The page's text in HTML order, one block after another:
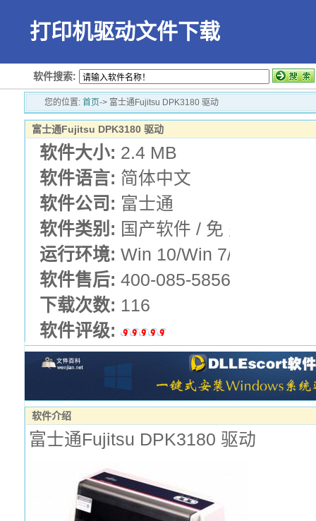
打印机驱动文件下载
软件搜索:
您的位置:首页-> 富士通Fujitsu DPK3180 驱动
富士通Fujitsu DPK3180 驱动
软件大小: 2.4 MB
软件语言: 简体中文
软件公司: 富士通
软件类别: 国产软件 / 免 费 版 / 富
运行环境: Win 10/Win 7/Win XP
软件售后: 400-085-5856
下载次数: 116
软件评级:
软件介绍
富士通Fujitsu DPK3180 驱动